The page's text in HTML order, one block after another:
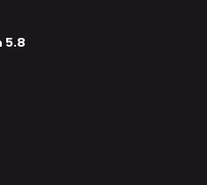
5.8